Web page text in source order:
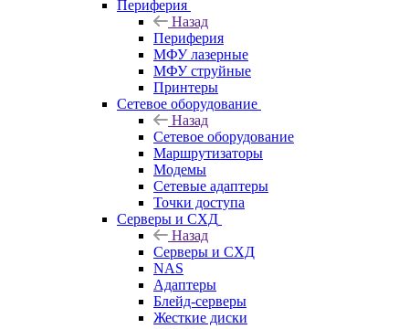
Периферия
Назад
Периферия
МФУ лазерные
МФУ струйные
Принтеры
Сетевое оборудование
Назад
Сетевое оборудование
Маршрутизаторы
Модемы
Сетевые адаптеры
Точки доступа
Серверы и СХД
Назад
Серверы и СХД
NAS
Адаптеры
Блейд-серверы
Жесткие диски